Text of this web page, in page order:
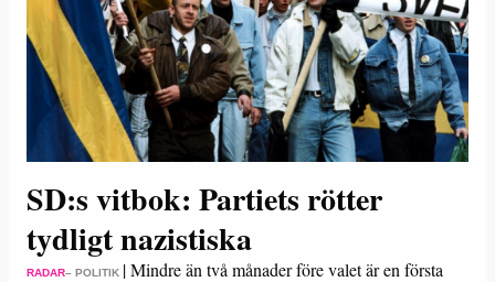
SD:s vitbok: Partiets rötter
tydligt nazistiska
RADAR– POLITIK |Mindre än två månader före valet är en första